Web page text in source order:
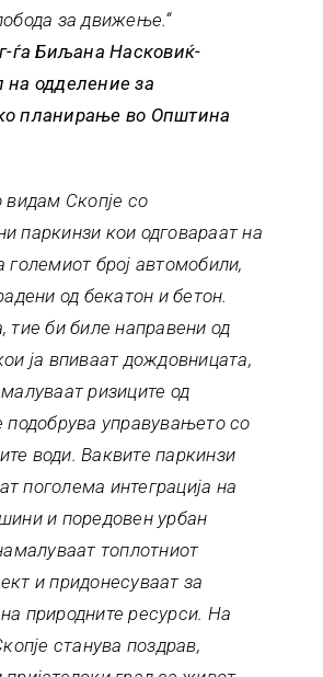
за движење.“
г-ѓа Биљана Насковиќ-
на одделение за
планирање во Општина
видам Скопје со
паркинзи кои одговараат на
големиот број автомобили,
од бекатон и бетон.
тие би биле направени од
ја впиваат дождовницата,
ризиците од
подобрува управувањето со
води. Ваквите паркинзи
поголема интеграција на
и поредовен урбан
топлотниот
и придонесуваат за
природните ресурси. На
станува поздрав,